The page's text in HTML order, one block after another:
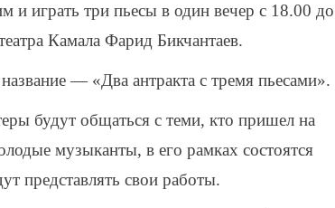
играть три пьесы в один вечер с 18.00 до
Камала Фарид Бикчантаев.
— «Два антракта с тремя пьесами».
будут общаться с теми, кто пришел на
музыканты, в его рамках состоятся
представлять свои работы.